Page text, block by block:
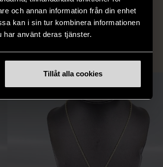
och annan information från din enhet
kan i sin tur kombinera informationen
har använt deras tjänster.
Tillåt alla cookies
inte finns i vanliga butiker.